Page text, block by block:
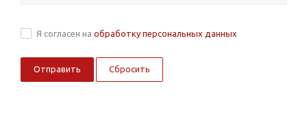
Я согласен на обработку персональных данных
Сбросить